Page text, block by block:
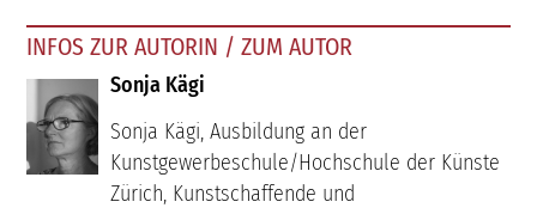
INFOS ZUR AUTORIN / ZUM AUTOR
Sonja Kägi
Sonja Kägi, Ausbildung an der
Kunstgewerbeschule/Hochschule der Künste
Zürich, Kunstschaffende und